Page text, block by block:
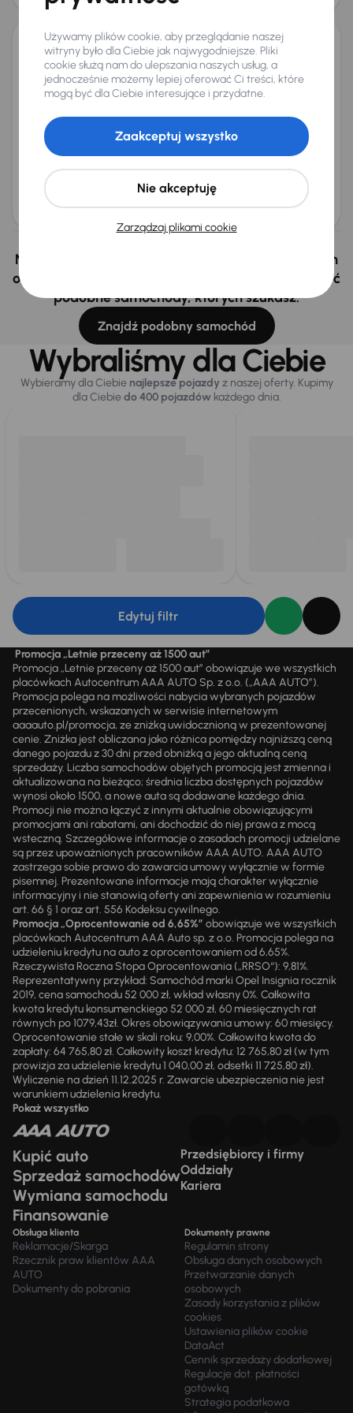
Nissan Leaf 24 kWh
2012159 488 km Automat
Elektryk Samochód Elektryczny na baterię (BEV)
Automat
Miesięczna rata
od 131 zł
Cena promocyjna
21 000 zł
Najniższa cena z 30 dni przed
obniżką
27 500 zł
Cena po obniżce
Nie wybrałeś auto z oferty? Nie szkodzi, w naszych
oddziałach w Czechach i na Słowacji możemy mieć
podobne samochody, których szukasz.
Znajdź podobny samochód
Wybraliśmy dla Ciebie
Wybieramy dla Ciebie najlepsze pojazdy z naszej oferty. Kupimy
dla Ciebiedo 400 pojazdówkażdego dnia.
Edytuj filtr
Promocja „Letnie przeceny aż 1500 aut”
Promocja „Letnie przeceny aż 1500 aut” obowiązuje we wszystkich
placówkach Autocentrum AAA AUTO Sp. z o.o. („AAA AUTO”).
Promocja polega na możliwości nabycia wybranych pojazdów
przecenionych, wskazanych w serwisie internetowym
aaaauto.pl/promocja, ze zniżką uwidocznioną w prezentowanej
cenie. Zniżka jest obliczana jako różnica pomiędzy najniższą ceną
danego pojazdu z 30 dni przed obniżką a jego aktualną ceną
sprzedaży. Liczba samochodów objętych promocją jest zmienna i
aktualizowana na bieżąco; średnia liczba dostępnych pojazdów
wynosi około 1500, a nowe auta są dodawane każdego dnia.
Promocji nie można łączyć z innymi aktualnie obowiązującymi
promocjami ani rabatami, ani dochodzić do niej prawa z mocą
wsteczną. Szczegółowe informacje o zasadach promocji udzielane
są przez upoważnionych pracowników AAA AUTO. AAA AUTO
zastrzega sobie prawo do zawarcia umowy wyłącznie w formie
pisemnej. Prezentowane informacje mają charakter wyłącznie
informacyjny i nie stanowią oferty ani zapewnienia w rozumieniu
art. 66 § 1 oraz art. 556 Kodeksu cywilnego.
Promocja „Oprocentowanie od 6,65%” obowiązuje we wszystkich
placówkach Autocentrum AAA Auto sp. z o.o. Promocja polega na
udzieleniu kredytu na auto z oprocentowaniem od 6,65%.
Rzeczywista Roczna Stopa Oprocentowania („RRSO“): 9,81%.
Reprezentatywny przykład: Samochód marki Opel Insignia rocznik
2019, cena samochodu 52 000 zł, wkład własny 0%. Całkowita
kwota kredytu konsumenckiego 52 000 zł, 60 miesięcznych rat
równych po 1079,43zł. Okres obowiązywania umowy: 60 miesięcy.
Oprocentowanie stałe w skali roku: 9,00%. Całkowita kwota do
zapłaty: 64 765,80 zł. Całkowity koszt kredytu: 12 765,80 zł (w tym
prowizja za udzielenie kredytu 1 040,00 zł, odsetki 11 725,80 zł).
Wyliczenie na dzień 11.12.2025 r. Zawarcie ubezpieczenia nie jest
warunkiem udzielenia kredytu.
Pokaż wszystko
Kupić auto
Sprzedaż samochodów
Wymiana samochodu
Finansowanie
Przedsiębiorcy i firmy
Oddziały
Kariera
Obsługa klienta
Reklamacje/Skarga
Rzecznik praw klientów AAA
AUTO
Dokumenty do pobrania
Dokumenty prawne
Regulamin strony
Obsługa danych osobowych
Przetwarzanie danych
osobowych
Zasady korzystania z plików
cookies
Ustawienia plików cookie
DataAct
Cennik sprzedaży dodatkowej
Regulacje dot. płatności
gotówką
Strategia podatkowa
Używamy plików cookie, aby przeglądanie naszej
witryny było dla Ciebie jak najwygodniejsze. Pliki
cookie służą nam do ulepszania naszych usług, a
jednocześnie możemy lepiej oferować Ci treści, które
mogą być dla Ciebie interesujące i przydatne.
Zarządzaj plikami cookie
Nie akceptuję
Zaakceptuj wszystko